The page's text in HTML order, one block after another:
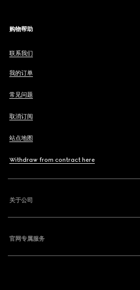
购物帮助
联系我们
我的订单
常见问题
取消订阅
站点地图
Withdraw from contract here
关于公司
官网专属服务